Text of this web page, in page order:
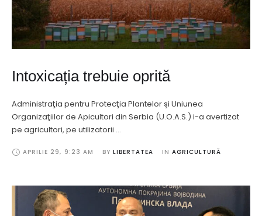
Intoxicația trebuie oprită
Administraţia pentru Protecţia Plantelor şi Uniunea
Organizaţiilor de Apicultori din Serbia (U.O.A.S.) i-a avertizat
pe agricultori, pe utilizatorii …
APRILIE 29, 9:23 AM BY LIBERTATEA IN AGRICULTURĂ